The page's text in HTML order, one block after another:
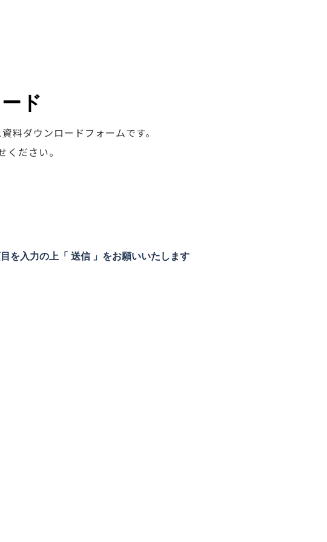
ド
料ダウンロードフォームです。
ください。
を入力の上「 送信 」をお願いいたします